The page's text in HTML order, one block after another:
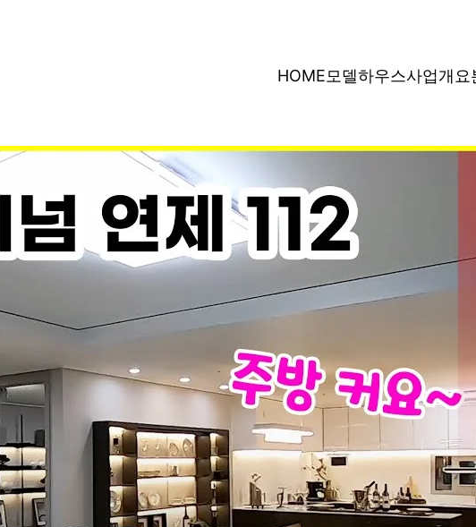
HOME모델하우스사업개요